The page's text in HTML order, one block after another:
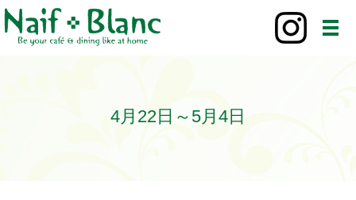
メ
4月22日～5月4日